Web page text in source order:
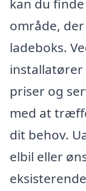
kan du
område,
ladeboks.
installatører
priser og
med at
dit behov.
elbil eller